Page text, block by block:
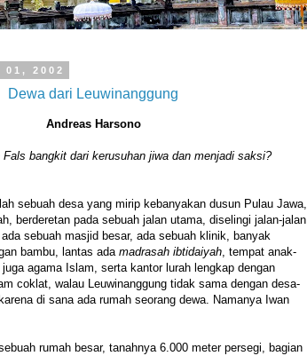
2002
Dewa dari Leuwinanggung
Andreas Harsono
Fals bangkit dari kerusuhan jiwa dan menjadi saksi?
sebuah desa yang mirip kebanyakan dusun Pulau Jawa,
berderetan pada sebuah jalan utama, diselingi jalan-jalan
sebuah masjid besar, ada sebuah klinik, banyak
bambu, lantas ada madrasah ibtidaiyah, tempat anak-
agama Islam, serta kantor lurah lengkap dengan
coklat, walau Leuwinanggung tidak sama dengan desa-
di sana ada rumah seorang dewa. Namanya Iwan
rumah besar, tanahnya 6.000 meter persegi, bagian